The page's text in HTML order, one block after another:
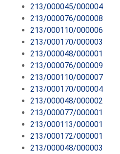
213/000045/000004
213/000076/000008
213/000110/000006
213/000170/000003
213/000048/000001
213/000076/000009
213/000110/000007
213/000170/000004
213/000048/000002
213/000077/000001
213/000113/000001
213/000172/000001
213/000048/000003